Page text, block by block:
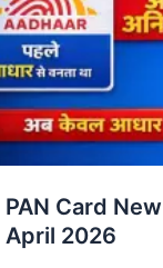
PAN Card
April 2026